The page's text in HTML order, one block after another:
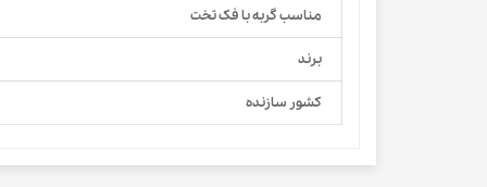
مناسب گربه با فک تخت
برند
کشور سازنده